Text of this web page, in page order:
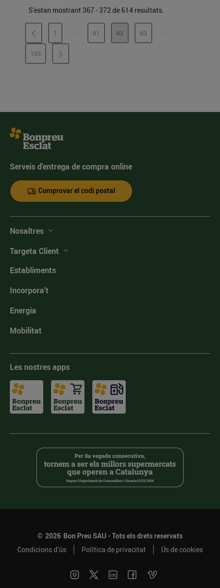
S'estan mostrant 367 - 372 de 614 resultats.
PÀGINA
1 ...PÀGINES INTERMÈDIES
PÀGINA
61 PÀGINA
62 PÀGINA
63 ...PÀGINES
PÀGINA
103
Serveis d'entrega de compra online
Comprovar el codi postal
Nosaltres
Targeta Client
Establiments
Incorpora't
Energia
Mobilitat
Les nostres apps
© 2026 Bon Preu SAU - Tots els drets reservats
Condicions d’ús
Política de privacitat Ús de cookies